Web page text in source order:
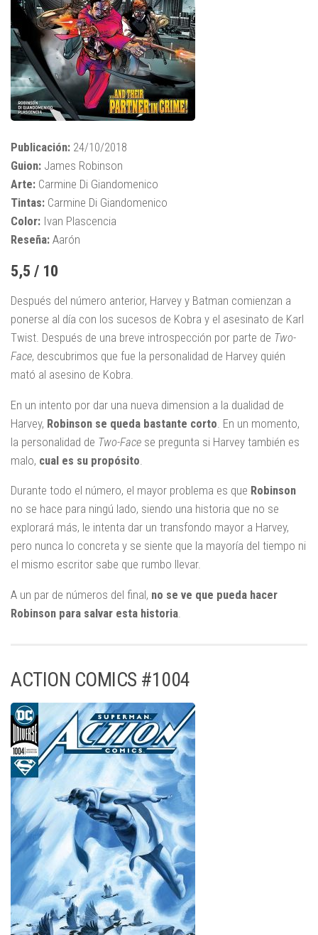
Publicación: 24/10/2018
Guion: James Robinson
Arte: Carmine Di Giandomenico
Tintas: Carmine Di Giandomenico
Color: Ivan Plascencia
Reseña: Aarón
5,5 / 10
Después del número anterior, Harvey y Batman comienzan a
ponerse al día con los sucesos de Kobra y el asesinato de Karl
Twist. Después de una breve introspección por parte de Two-
Face, descubrimos que fue la personalidad de Harvey quién
mató al asesino de Kobra.
En un intento por dar una nueva dimension a la dualidad de
Harvey, Robinson se queda bastante corto . En un momento,
la personalidad de Two-Face se pregunta si Harvey también es
malo, cual es su propósito
Durante todo el número, el mayor problema es que Robinson
no se hace para ningú lado, siendo una historia que no se
explorará más, le intenta dar un transfondo mayor a Harvey,
pero nunca lo concreta y se siente que la mayoría del tiempo ni
el mismo escritor sabe que rumbo llevar.
A un par de números del final, no se ve que pueda hacer
Robinson para salvar esta historia
ACTION COMICS #1004